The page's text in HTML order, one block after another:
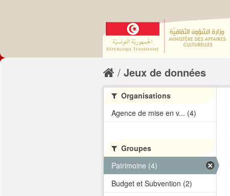
Jeux de données
Organisations
Agence de mise en v... (4)
Groupes
Patrimoine (4)
Budget et Subvention (2)